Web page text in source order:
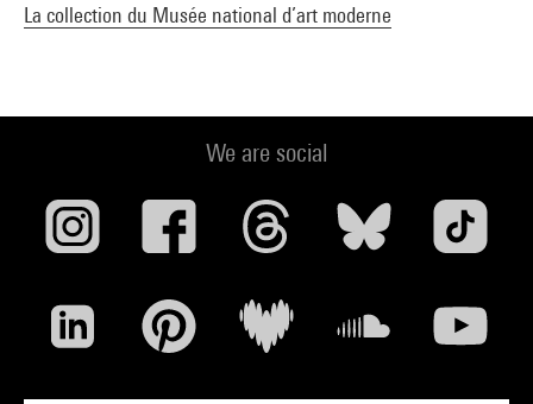
La collection du Musée national d’art moderne
We are social